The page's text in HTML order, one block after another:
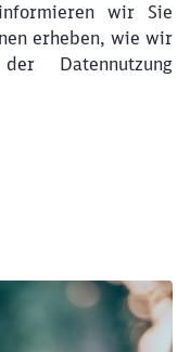
wir Sie
erheben, wie wir
Datennutzung